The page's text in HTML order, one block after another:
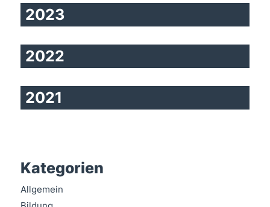
2023
2022
2021
Kategorien
Allgemein